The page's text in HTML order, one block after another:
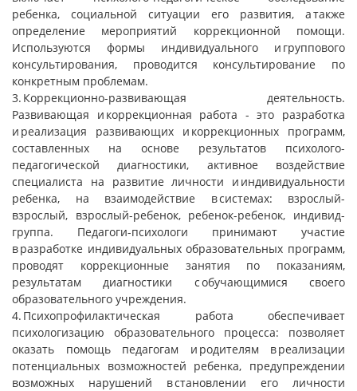
ребенка, социальной ситуации его развития, а также
определение мероприятий коррекционной помощи.
Используются формы индивидуального и группового
консультирования, проводится консультирование по
конкретным проблемам.
3. Коррекционно-развивающая деятельность.
Развивающая и коррекционная работа - это разработка
и реализация развивающих и коррекционных программ,
составленных на основе результатов психолого-
педагогической диагностики, активное воздействие
специалиста на развитие личности и индивидуальности
ребенка, на взаимодействие в системах: взрослый-
взрослый, взрослый-ребенок, ребенок-ребенок, индивид-
группа. Педагоги-психологи принимают участие
в разработке индивидуальных образовательных программ,
проводят коррекционные занятия по показаниям,
результатам диагностики с обучающимися своего
образовательного учреждения.
4. Психопрофилактическая работа обеспечивает
психологизацию образовательного процесса: позволяет
оказать помощь педагогам и родителям в реализации
потенциальных возможностей ребенка, предупреждении
возможных нарушений в становлении его личности